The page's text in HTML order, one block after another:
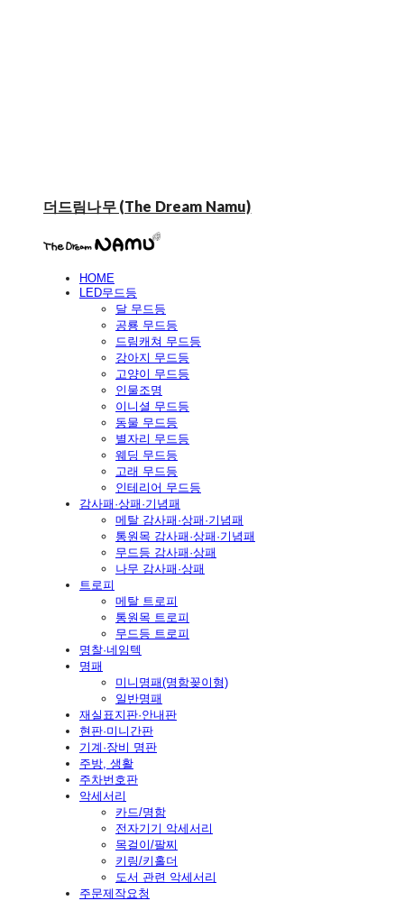
더드림나무 (The Dream Namu)
HOME
LED무드등
달 무드등
공룡 무드등
드림캐쳐 무드등
강아지 무드등
고양이 무드등
인물조명
이니셜 무드등
동물 무드등
별자리 무드등
웨딩 무드등
고래 무드등
인테리어 무드등
감사패·상패·기념패
메탈 감사패·상패·기념패
통원목 감사패·상패·기념패
무드등 감사패·상패
나무 감사패·상패
트로피
메탈 트로피
통원목 트로피
무드등 트로피
명찰·네임텍
명패
미니명패(명함꽂이형)
일반명패
재실표지판·안내판
현판·미니간판
기계·장비 명판
주방, 생활
주차번호판
악세서리
카드/명함
전자기기 악세서리
목걸이/팔찌
키링/키홀더
도서 관련 악세서리
주문제작요청